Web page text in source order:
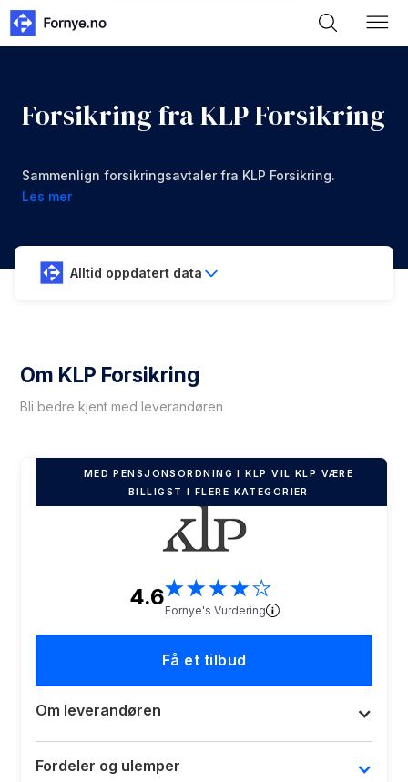
Forsikring fra KLP Forsikring
Sammenlign forsikringsavtaler fra KLP Forsikring.
Les mer
Alltid oppdatert data
Om KLP Forsikring
Bli bedre kjent med leverandøren
4.6★★★★★
Fornye's Vurdering
Få et tilbud
Om leverandøren
MED PENSJONSORDNING I KLP VIL KLP VÆRE
BILLIGST I FLERE KATEGORIER
Fordeler og ulemper